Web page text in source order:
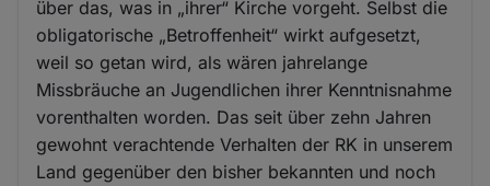
über das, was in „ihrer“ Kirche vorgeht. Selbst die
obligatorische „Betroffenheit“ wirkt aufgesetzt,
weil so getan wird, als wären jahrelange
Missbräuche an Jugendlichen ihrer Kenntnisnahme
vorenthalten worden. Das seit über zehn Jahren
gewohnt verachtende Verhalten der RK in unserem
Land gegenüber den bisher bekannten und noch